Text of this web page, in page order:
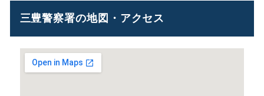
三豊警察署の地図・アクセス